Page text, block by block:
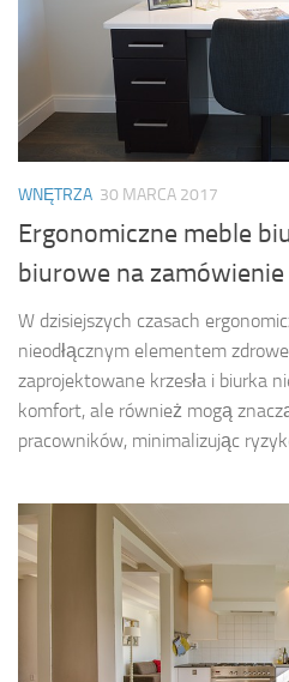
WNĘTRZA 30 MARCA 2017
Ergonomiczne meble
biurowe na
W dzisiejszych czasach
nieodłącznym elementem
zaprojektowane krzesła i biurka
komfort, ale również mogą
pracowników, minimalizując